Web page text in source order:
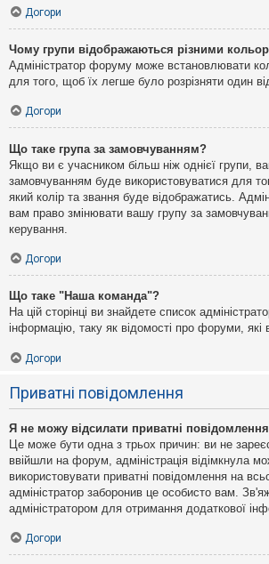
Догори
Чому групи відображаються різними
Адміністратор форуму може встановлювати
для того, щоб їх легше було розрізняти один
Догори
Що таке група за замовчуванням?
Якщо ви є учасником більш ніж однієї групи,
замовчуванням буде використовуватися для
який колір та звання буде відображатись.
вам право змінювати вашу групу за
керування.
Догори
Що таке "Наша команда"?
На цій сторінці ви знайдете список
інформацію, таку як відомості про форуми,
Догори
Приватні повідомлення
Я не можу відсилати приватні
Це може бути одна з трьох причин: ви не
ввійшли на форум, адміністрація відімкнула
використовувати приватні повідомлення на
адміністратор заборонив це особисто вам.
адміністратором для отримання додаткової
Догори